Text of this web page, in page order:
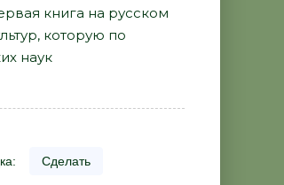
книга на русском
которую по
наук
Сделать